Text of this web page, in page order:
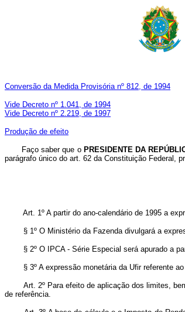
Conversão da Medida Provisória nº 812, de 1994
Vide Decreto nº 1.041, de 1994
Vide Decreto nº 2.219, de 1997
Produção de efeito
Faço saber que o PRESIDENTE DA
parágrafo único do art. 62 da Constituição Federal,
Art. 1º A partir do ano-calendário de 1995 a
§ 1º O Ministério da Fazenda divulgará a
§ 2º O IPCA - Série Especial será apurado a
§ 3º A expressão monetária da Ufir referente ao
Art. 2º Para efeito de aplicação dos limites,
de referência.